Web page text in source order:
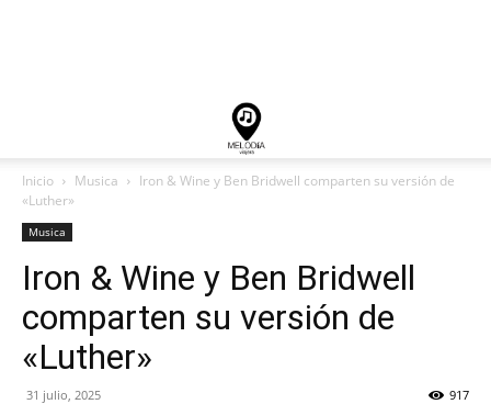
Inicio Musica
Iron & Wine y Ben Bridwell comparten su versión de
«Luther»
Musica
Iron & Wine y Ben Bridwell
comparten su versión de
«Luther»
31 julio, 2025 917